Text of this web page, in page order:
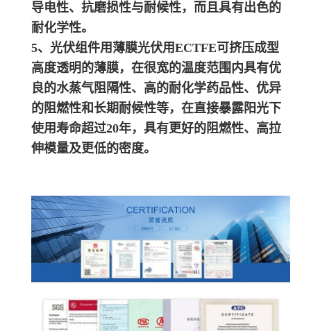
导电性、抗磨损性与耐候性，而且具有出色的
耐化学性。
5、光伏组件用薄膜光伏用ECTFE可挤压成型
高度透明的薄膜，在很宽的温度范围内具有优
良的水蒸气阻隔性、高的耐化学药品性、优异
的阻燃性和长期耐候性等，在直接暴露阳光下
使用寿命超过20年，具有更好的阻燃性、高拉
伸模量及更低的密度。